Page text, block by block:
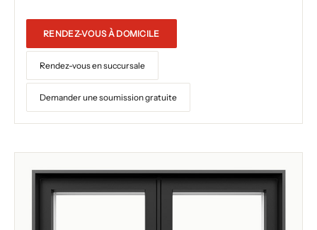
RENDEZ-VOUS À DOMICILE
Rendez-vous en succursale
Demander une soumission gratuite